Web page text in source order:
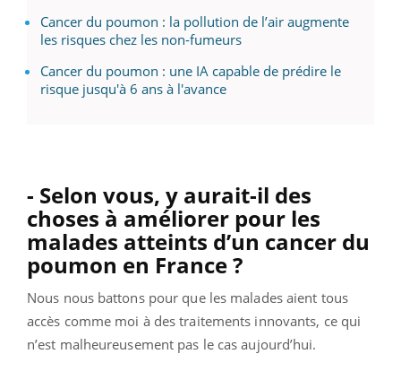
Cancer du poumon : la pollution de l’air augmente
les risques chez les non-fumeurs
Cancer du poumon : une IA capable de prédire le
risque jusqu'à 6 ans à l'avance
- Selon vous, y aurait-il des
choses à améliorer pour les
malades atteints d’un cancer du
poumon en France ?
Nous nous battons pour que les malades aient tous
accès comme moi à des traitements innovants, ce qui
n’est malheureusement pas le cas aujourd’hui.